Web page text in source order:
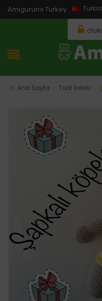
Amigurumi Turkey
Ana Sayfa Tarif listesi